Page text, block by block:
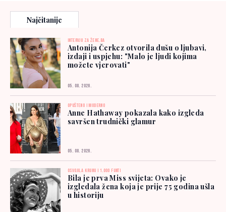
Najčitanije
INTERVJU ZA ŽENE.BA
Antonija Čerkez otvorila dušu o ljubavi,
izdaji i uspjehu: "Malo je ljudi kojima
možete vjerovati"
05. 08. 2026.
OPUŠTENO I MODERNO
Anne Hathaway pokazala kako izgleda
savršen trudnički glamur
05. 08. 2026.
OSVOJILA KRUNU I 1.000 FUNTI
Bila je prva Miss svijeta: Ovako je
izgledala žena koja je prije 75 godina ušla
u historiju